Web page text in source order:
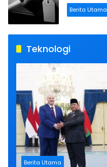
Berita Utama
Teknologi
Berita Utama